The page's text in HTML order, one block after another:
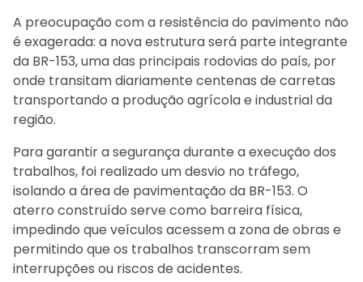
A preocupação com a resistência do pavimento não
é exagerada: a nova estrutura será parte integrante
da BR-153, uma das principais rodovias do país, por
onde transitam diariamente centenas de carretas
transportando a produção agrícola e industrial da
região.
Para garantir a segurança durante a execução dos
trabalhos, foi realizado um desvio no tráfego,
isolando a área de pavimentação da BR-153. O
aterro construído serve como barreira física,
impedindo que veículos acessem a zona de obras e
permitindo que os trabalhos transcorram sem
interrupções ou riscos de acidentes.